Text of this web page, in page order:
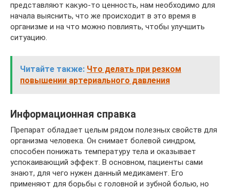
представляют какую-то ценность, нам необходимо для
начала выяснить, что же происходит в это время в
организме и на что можно повлиять, чтобы улучшить
ситуацию.
Читайте также: Что делать при резком
повышении артериального давления
Информационная справка
Препарат обладает целым рядом полезных свойств для
организма человека. Он снимает болевой синдром,
способен понижать температуру тела и оказывает
успокаивающий эффект. В основном, пациенты сами
знают, для чего нужен данный медикамент. Его
применяют для борьбы с головной и зубной болью, но